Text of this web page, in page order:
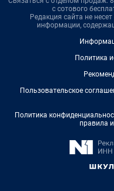
с сотового
Редакция сайта не
информации,
Политика
Пользовательское
Политика
правила